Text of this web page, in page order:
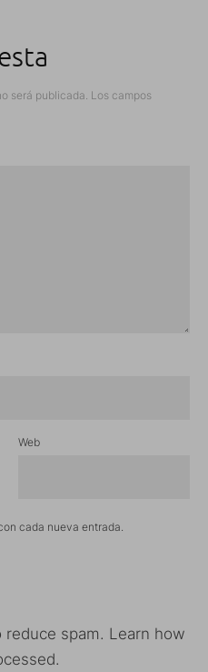
será publicada. Los campos
Web
cada nueva entrada.
spam. Learn how